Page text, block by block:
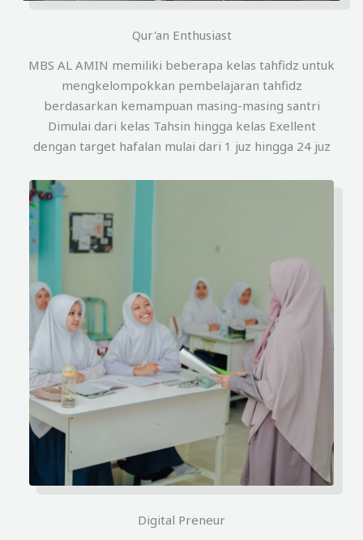
Qur'an Enthusiast
MBS AL AMIN memiliki beberapa kelas tahfidz untuk
mengkelompokkan pembelajaran tahfidz
berdasarkan kemampuan masing-masing santri
Dimulai dari kelas Tahsin hingga kelas Exellent
dengan target hafalan mulai dari 1 juz hingga 24 juz
Digital Preneur